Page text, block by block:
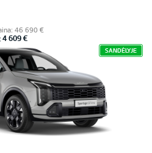
46 690 €
4 609 €
SANDĖLYJE